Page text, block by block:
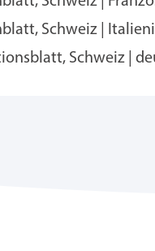
Schweiz |
Schweiz |